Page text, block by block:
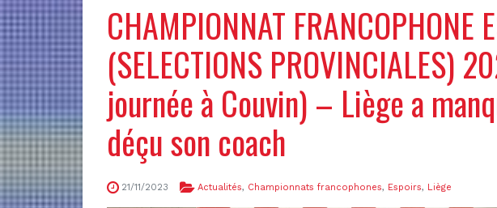
CHAMPIONNAT FRANCOPHONE
(SELECTIONS PROVINCIALES)
journée à Couvin) – Liège a
déçu son coach
21/11/2023 Actualités, Championnats francophones, Espoirs, Liège